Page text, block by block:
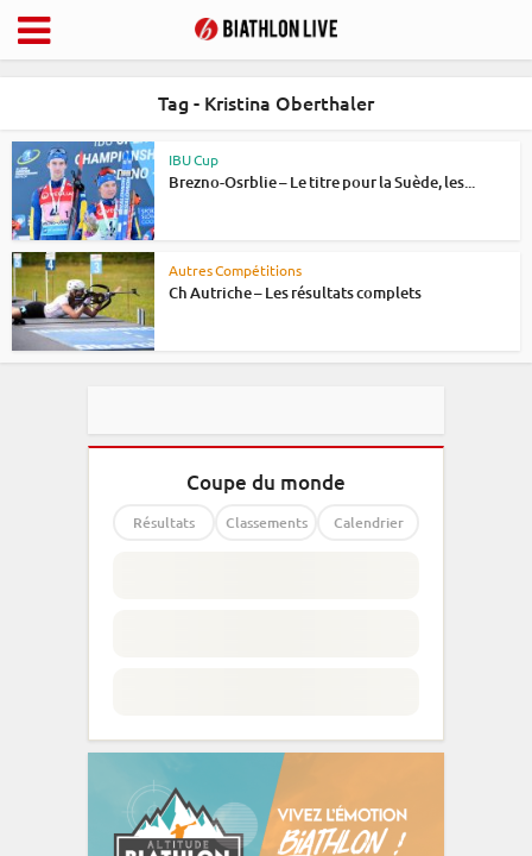
Tag - Kristina Oberthaler
IBU Cup
Brezno-Osrblie – Le titre pour la Suède, les...
Autres Compétitions
Ch Autriche – Les résultats complets
Coupe du monde
Résultats Classements Calendrier